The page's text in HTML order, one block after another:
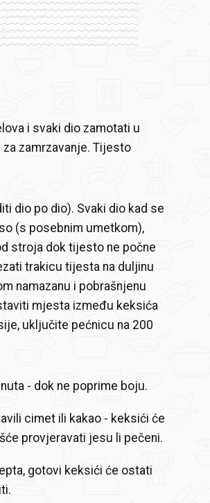
i svaki dio zamotati u
zamrzavanje. Tijesto
dio po dio). Svaki dio kad se
(s posebnim umetkom),
stroja dok tijesto ne počne
trakicu tijesta na duljinu
namazanu i pobrašnjenu
mjesta između keksića
uključite pećnicu na 200
- dok ne poprime boju.
cimet ili kakao - keksići će
provjeravati jesu li pečeni.
gotovi keksići će ostati